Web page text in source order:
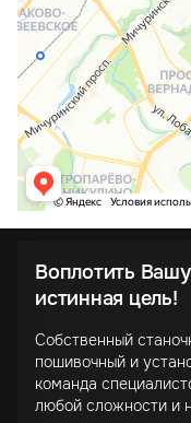
Воплотить
истинная цель!
Собственный
пошивочный и
команда
любой сложности и